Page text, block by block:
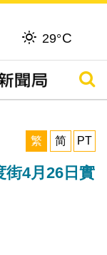
29°C
搜尋
繁
简 PT
街4月26日實